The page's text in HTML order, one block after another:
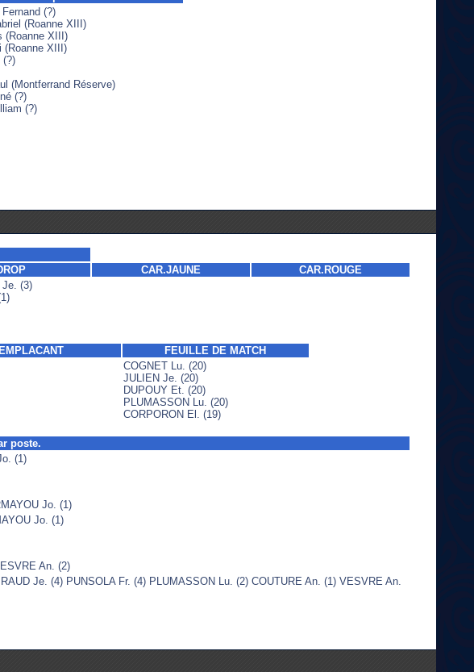
(?)
(Roanne XIII)
(Roanne XIII)
(Roanne XIII)
(?)
(Montferrand Réserve)
(?)
(?)
CAR.JAUNE
CAR.ROUGE
(3)
FEUILLE DE MATCH
COGNET Lu. (20)
JULIEN Je. (20)
DUPOUY Et. (20)
PLUMASSON Lu. (20)
CORPORON El. (19)
poste.
(1)
Jo. (1)
Jo. (1)
An. (2)
Je. (4) PUNSOLA Fr. (4) PLUMASSON Lu. (2) COUTURE An. (1) VESVRE An.